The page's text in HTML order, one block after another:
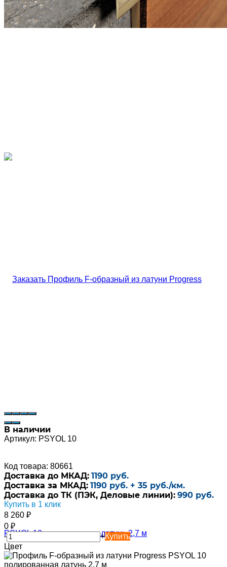
В наличии
Артикул: PSYOL 10
Код товара: 80661
Доставка до МКАД: 1190 руб.
Доставка за МКАД: 1190 руб. + 35 руб./км.
Доставка до ТК (ПЭК, Деловые линии): 990 руб.
Купить в 1 клик
8 260 ₽
0 ₽
-
+Купить
Цвет